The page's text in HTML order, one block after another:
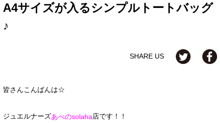
A4サイズが入るシンプルトートバッグ
♪
SHARE US
皆さんこんばんは☆
ジュエルナーズあべのsolaha店です！！